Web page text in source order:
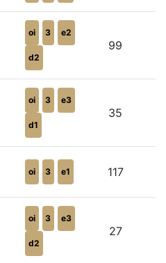
oi 3 e2
d2
99
oi 3 e3
d1
35
oi 3 e1 117
oi 3 e3
d2
27